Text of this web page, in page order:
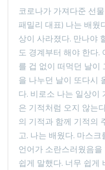
코로나가 가져다준 선
패밀리 대표) 나는 배웠
상이 사라졌다. 만나야
도 경계부터 해야 한다.
를 겁 없이 떠먹던 날이
을 나누던 날이 또다시
다. 비로소 나는 일상이
은 기적처럼 오지 않는
의 기적과 함께 기적의
고. 나는 배웠다. 마스
언어가 소란스러웠음
쉽게 말했다. 너무 쉽게